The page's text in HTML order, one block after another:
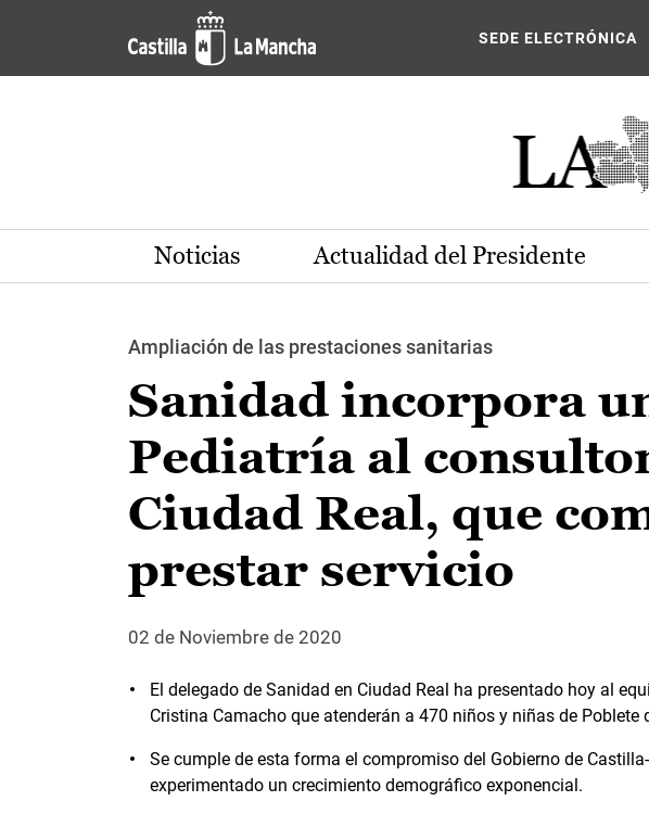
Pasar al contenido principal
SEDE ELECTRÓNICA
Noticias Actualidad del Presidente
Ampliación de las prestaciones sanitarias
Sanidad incorpora
Pediatría al
Ciudad Real, que
prestar servicio
02 de Noviembre de 2020
El delegado de Sanidad en Ciudad Real ha presentado hoy al
Cristina Camacho que atenderán a 470 niños y niñas de
Se cumple de esta forma el compromiso del Gobierno de
experimentado un crecimiento demográfico exponencial.